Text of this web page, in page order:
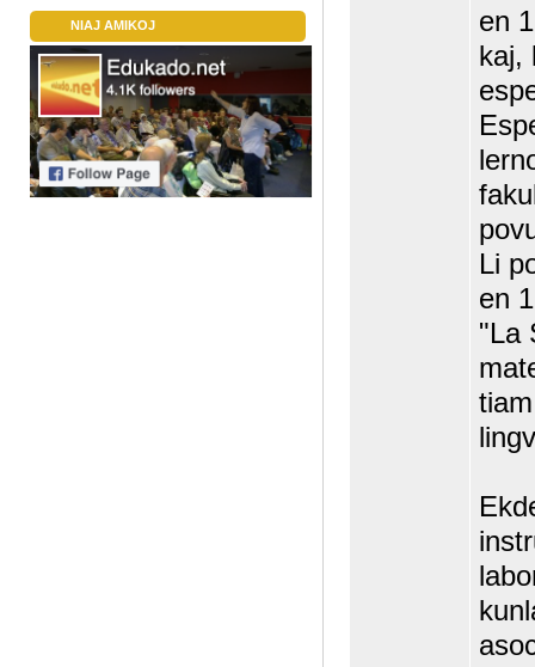
NIAJ AMIKOJ
en
kaj,
Li
en
"La